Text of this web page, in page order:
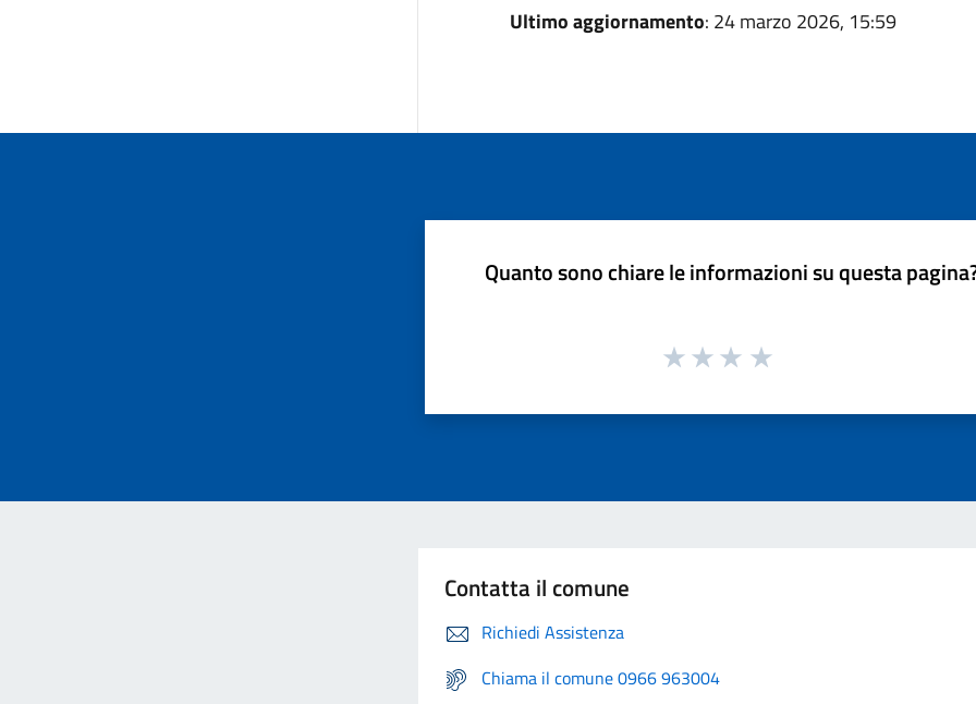
Ultimo aggiornamento: 24 marzo 2026, 15:59
Quanto sono chiare le informazioni su questa
Contatta il comune
Richiedi Assistenza
Chiama il comune 0966 963004